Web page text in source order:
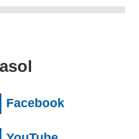
Facebook(external
(external